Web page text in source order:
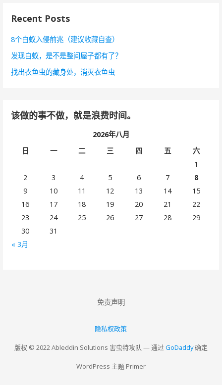
Recent Posts
8个白蚁入侵前兆（建议收藏自查）
发现白蚁，是不是整间屋子都有了？
找出衣鱼虫的藏身处，消灭衣鱼虫
该做的事不做，就是浪费时间。
2026年八月
日
一 二 三 四 五 六
« 3月
1
2
3 4 5 6 7
8
9
10 11 12 13 14
15
16
17 18 19 20 21
22
23
24 25 26 27 28
29
30
31
免责声明
隐私权政策
版权 © 2022 Ableddin Solutions 害虫特攻队 — 通过 GoDaddy确定
WordPress 主题 Primer